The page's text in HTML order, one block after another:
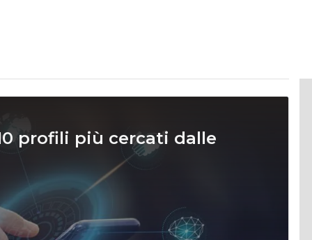
profili più cercati dalle